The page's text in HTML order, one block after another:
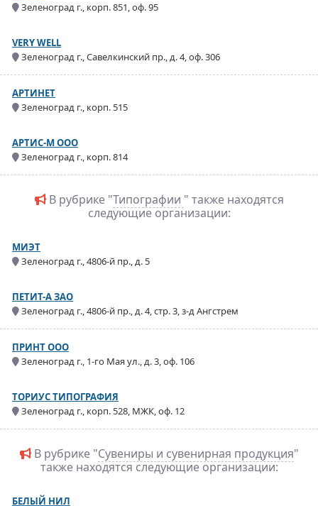
Зеленоград г., корп. 851, оф. 95
VERY WELL
Зеленоград г., Савелкинский пр., д. 4, оф. 306
АРТИНЕТ
Зеленоград г., корп. 515
АРТИС-М ООО
Зеленоград г., корп. 814
В рубрике "Типографии " также находятся
следующие организации:
МИЭТ
Зеленоград г., 4806-й пр., д. 5
ПЕТИТ-А ЗАО
Зеленоград г., 4806-й пр., д. 4, стр. 3, з-д Ангстрем
ПРИНТ ООО
Зеленоград г., 1-го Мая ул., д. 3, оф. 106
ТОРИУС ТИПОГРАФИЯ
Зеленоград г., корп. 528, МЖК, оф. 12
В рубрике "Сувениры и сувенирная продукция"
также находятся следующие организации:
БЕЛЫЙ НИЛ